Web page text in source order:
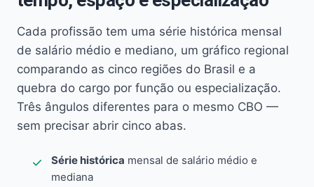
Cada profissão tem uma série histórica mensal
de salário médio e mediano, um gráfico regional
comparando as cinco regiões do Brasil e a
quebra do cargo por função ou especialização.
Três ângulos diferentes para o mesmo CBO —
sem precisar abrir cinco abas.
Série histórica mensal de salário médio e
mediana